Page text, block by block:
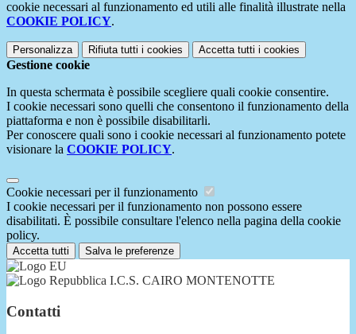
cookie necessari al funzionamento ed utili alle finalità illustrate nella
COOKIE POLICY.
Personalizza Rifiuta tutti i cookies Accetta tutti i cookies
Gestione cookie
In questa schermata è possibile scegliere quali cookie consentire.
I cookie necessari sono quelli che consentono il funzionamento della
piattaforma e non è possibile disabilitarli.
Per conoscere quali sono i cookie necessari al funzionamento potete
visionare la COOKIE POLICY.
Cookie necessari per il funzionamento
I cookie necessari per il funzionamento non possono essere
disabilitati. È possibile consultare l'elenco nella pagina della cookie
policy.
Accetta tutti Salva le preferenze
I.C.S. CAIRO MONTENOTTE
Contatti